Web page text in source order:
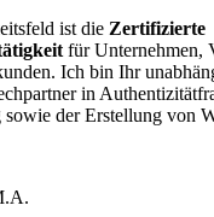
ist die Zertifizierte
für Unternehmen,
Ich bin Ihr
in
sowie der Erstellung von